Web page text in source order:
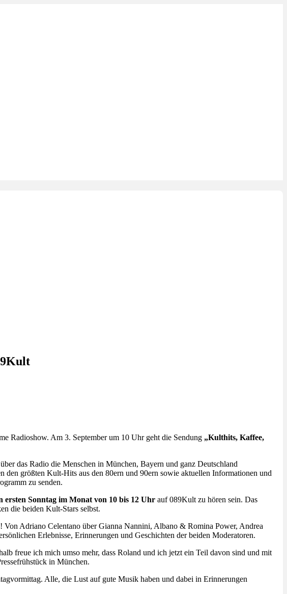
Radioshow. Am 3. September um 10 Uhr geht die Sendung „Kulthits, Kaffee,
das Radio die Menschen in München, Bayern und ganz Deutschland
den größten Kult-Hits aus den 80ern und 90ern sowie aktuellen Informationen und
zu senden.
ersten Sonntag im Monat von 10 bis 12 Uhr auf 089Kult zu hören sein. Das
die beiden Kult-Stars selbst.
Adriano Celentano über Gianna Nannini, Albano & Romina Power, Andrea
Erlebnisse, Erinnerungen und Geschichten der beiden Moderatoren.
freue ich mich umso mehr, dass Roland und ich jetzt ein Teil davon sind und mit
in München.
Alle, die Lust auf gute Musik haben und dabei in Erinnerungen